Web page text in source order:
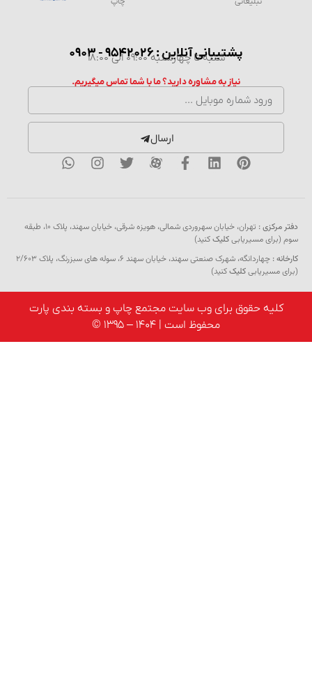
پشتیبانی آنلاین : 9542026 - 0903
شنبه تا چهارشنبه 09:00 الی 18:00
نیاز به مشاوره دارید؟ ما با شما تماس میگیریم.
:
تهران، خیابان سهروردی شمالی، هویزه شرقی، خیابان سهند، پلاک ۱۰، طبقه
مسیریابیکلیککنید)
چهاردانگه، شهرک صنعتی سهند، خیابان سهند 6، سوله های سبزرنگ، پلاک 2/603
کلیککنید)
حقوق برای وب سایت مجتمع چاپ و بسته بندی پارت
محفوظ است | 1404 – 1395 ©